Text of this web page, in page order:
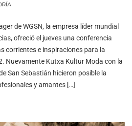
de WGSN, la empresa líder mundial
ofreció el jueves una conferencia
corrientes e inspiraciones para la
Nuevamente Kutxa Kultur Moda con la
San Sebastián hicieron posible la
y amantes […]